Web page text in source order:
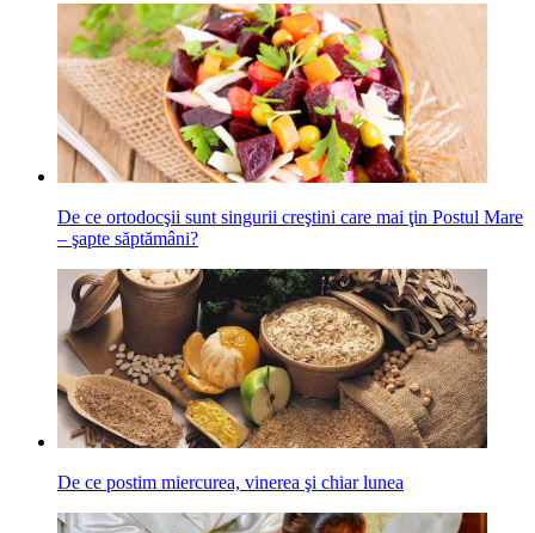
De ce ortodocşii sunt singurii creştini care mai ţin Postul Mare
– şapte săptămâni?
De ce postim miercurea, vinerea şi chiar lunea